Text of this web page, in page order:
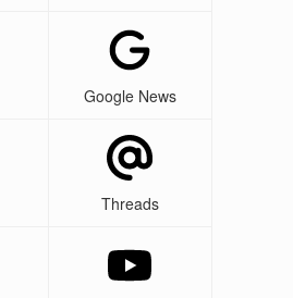
Google News
Threads